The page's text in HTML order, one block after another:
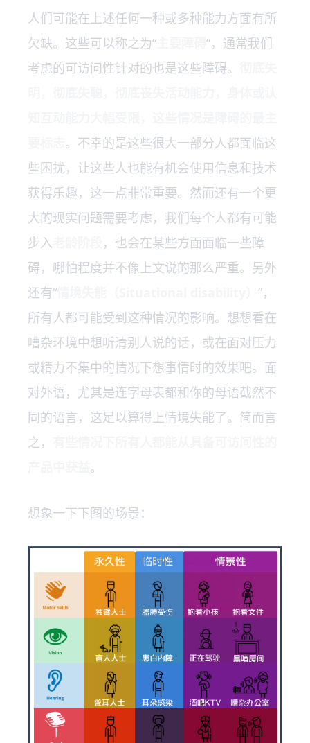
人们可能在上述任何一种或多种能力方面有所
欠缺。这些可以称之为“
”，通常我们
考虑的可访问性针对的也是这些障碍。
。不幸的是这些很大一部分人都面临这
些困扰，让这些人也能有机会使用信息和技术
获得乐趣，这一点非常重要。然而还有一个更
大的现实问题需要考虑，我们每个人都有可能
步入
，也会在某些方面面临一些障
碍，哪怕程度并不像上文说的那么严重。另外
还有“
”，
所有人都可能受到这种情况的影响。想想看在
嘈杂环境中想听清别人说的话，或在面对压力
或精力不集中的情况下想事情时的效果吧。面
对外语，尤其是连字母表都和你的母语截然不
同的语言，这足以算得上情境失能了。简而言
之，
。
想象一下下图的场景：